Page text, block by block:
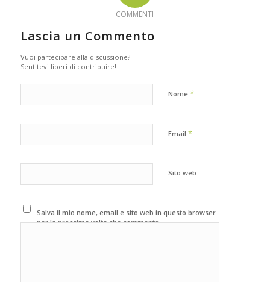
COMMENTI
Lascia un Commento
Vuoi partecipare alla discussione?
Sentitevi liberi di contribuire!
Nome *
Email *
Sito web
Salva il mio nome, email e sito web in questo browser
per la prossima volta che commento.